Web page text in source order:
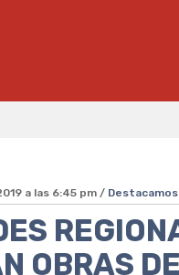
a las 6:45 pm / Destacamos
OBRAS